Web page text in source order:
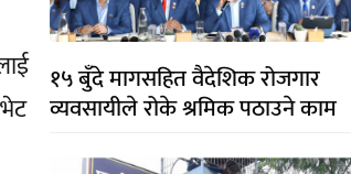
१५ बुँदे मागसहित वैदेशिक रोजगार
व्यवसायीले रोके श्रमिक पठाउने काम